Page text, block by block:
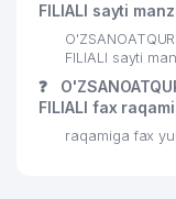
FILIALI sayti
FILIALI sayti
❓
FILIALI fax
raqamiga fax